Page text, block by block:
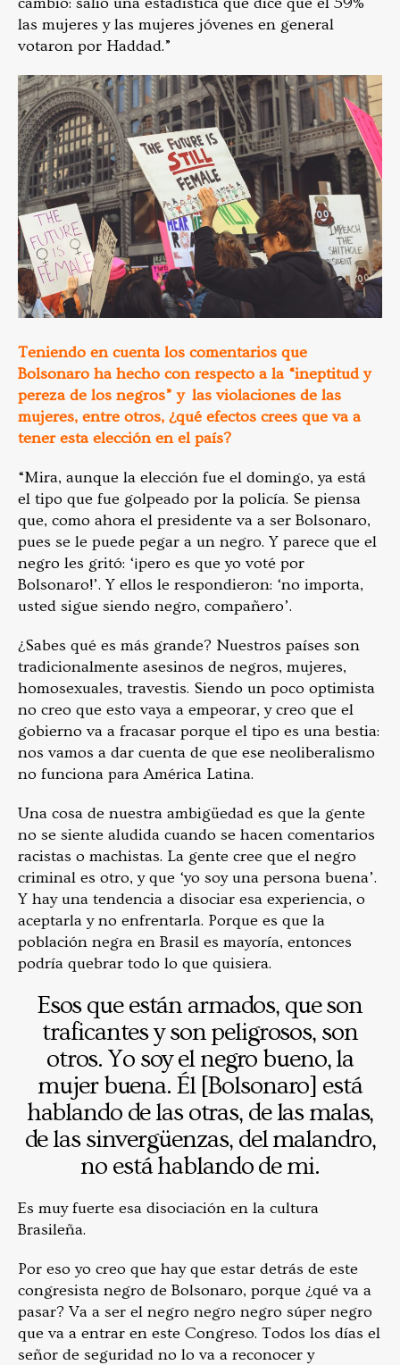
las mujeres y las mujeres jóvenes en general
votaron por Haddad.”
Teniendo en cuenta los comentarios que
Bolsonaro ha hecho con respecto a la “ineptitud y
pereza de los negros” y las violaciones de las
mujeres, entre otros, ¿qué efectos crees que va a
tener esta elección en el país?
“Mira, aunque la elección fue el domingo, ya está
el tipo que fue golpeado por la policía. Se piensa
que, como ahora el presidente va a ser Bolsonaro,
pues se le puede pegar a un negro. Y parece que el
negro les gritó: ‘¡pero es que yo voté por
Bolsonaro!’. Y ellos le respondieron: ‘no importa,
usted sigue siendo negro, compañero’.
¿Sabes qué es más grande? Nuestros países son
tradicionalmente asesinos de negros, mujeres,
homosexuales, travestis. Siendo un poco optimista
no creo que esto vaya a empeorar, y creo que el
gobierno va a fracasar porque el tipo es una bestia:
nos vamos a dar cuenta de que ese neoliberalismo
no funciona para América Latina.
Una cosa de nuestra ambigüedad es que la gente
no se siente aludida cuando se hacen comentarios
racistas o machistas. La gente cree que el negro
criminal es otro, y que ‘yo soy una persona buena’.
Y hay una tendencia a disociar esa experiencia, o
aceptarla y no enfrentarla. Porque es que la
población negra en Brasil es mayoría, entonces
podría quebrar todo lo que quisiera.
Esos que están armados, que son
traficantes y son peligrosos, son
otros. Yo soy el negro bueno, la
mujer buena. Él [Bolsonaro] está
hablando de las otras, de las malas,
de las sinvergüenzas, del malandro,
no está hablando de mi.
Es muy fuerte esa disociación en la cultura
Brasileña.
Por eso yo creo que hay que estar detrás de este
congresista negro de Bolsonaro, porque ¿qué va a
pasar? Va a ser el negro negro negro súper negro
que va a entrar en este Congreso. Todos los días el
señor de seguridad no lo va a reconocer y